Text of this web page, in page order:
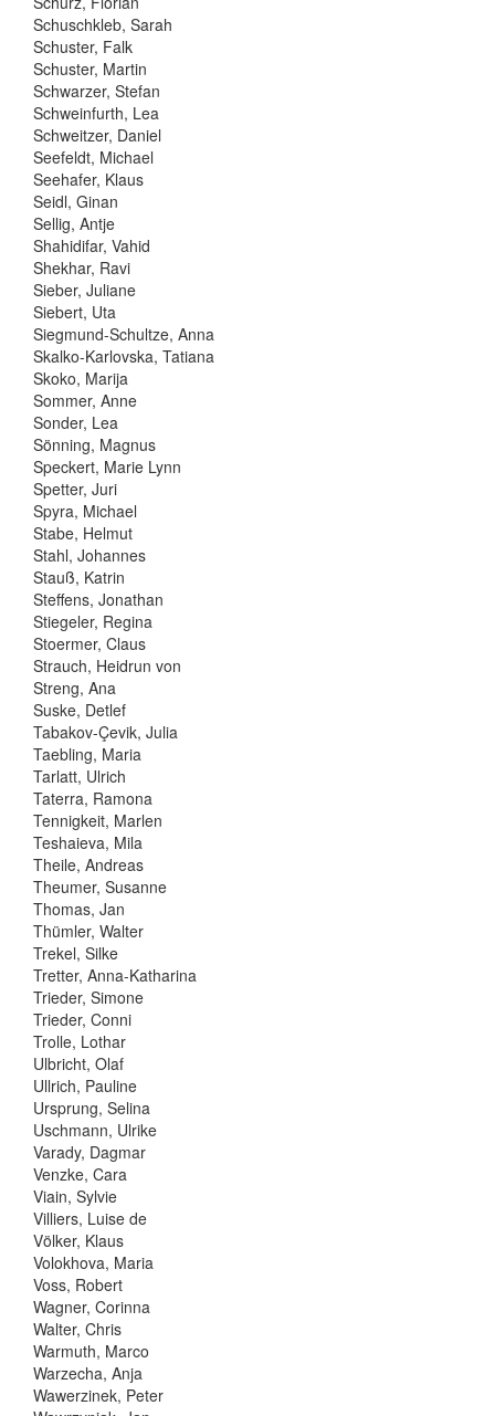
Schuschkleb, Sarah
Schuster, Falk
Schuster, Martin
Schwarzer, Stefan
Schweinfurth, Lea
Schweitzer, Daniel
Seefeldt, Michael
Seehafer, Klaus
Seidl, Ginan
Sellig, Antje
Shahidifar, Vahid
Shekhar, Ravi
Sieber, Juliane
Siebert, Uta
Siegmund-Schultze, Anna
Skalko-Karlovska, Tatiana
Skoko, Marija
Sommer, Anne
Sonder, Lea
Sönning, Magnus
Speckert, Marie Lynn
Spetter, Juri
Spyra, Michael
Stabe, Helmut
Stahl, Johannes
Stauß, Katrin
Steffens, Jonathan
Stiegeler, Regina
Stoermer, Claus
Strauch, Heidrun von
Streng, Ana
Suske, Detlef
Tabakov-Çevik, Julia
Taebling, Maria
Tarlatt, Ulrich
Taterra, Ramona
Tennigkeit, Marlen
Teshaieva, Mila
Theile, Andreas
Theumer, Susanne
Thomas, Jan
Thümler, Walter
Trekel, Silke
Tretter, Anna-Katharina
Trieder, Simone
Trieder, Conni
Trolle, Lothar
Ulbricht, Olaf
Ullrich, Pauline
Ursprung, Selina
Uschmann, Ulrike
Varady, Dagmar
Venzke, Cara
Viain, Sylvie
Villiers, Luise de
Völker, Klaus
Volokhova, Maria
Voss, Robert
Wagner, Corinna
Walter, Chris
Warmuth, Marco
Warzecha, Anja
Wawerzinek, Peter